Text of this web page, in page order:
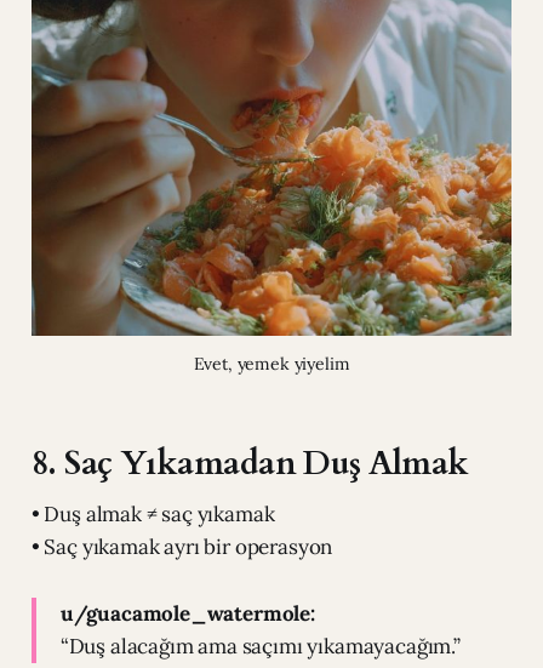
Evet, yemek yiyelim
8. Saç Yıkamadan Duş Almak
• Duş almak ≠ saç yıkamak
• Saç yıkamak ayrı bir operasyon
u/guacamole_watermole:
“Duş alacağım ama saçımı yıkamayacağım.”